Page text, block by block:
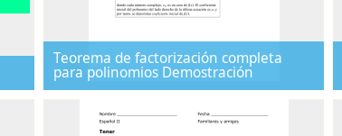
Teorema de factorización completa
para polinomios Demostración